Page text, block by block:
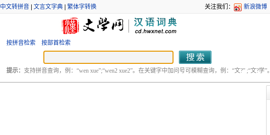
中文转拼音| 文言文字典| 繁体字转换 关注我们： 新浪微博
按拼音检索 按部首检索
提示： 支持拼音查询，例：“wen xue”;“wen2 xue2”。在关键字中加问号可模糊查询，例：“文?” ;“文?学”。